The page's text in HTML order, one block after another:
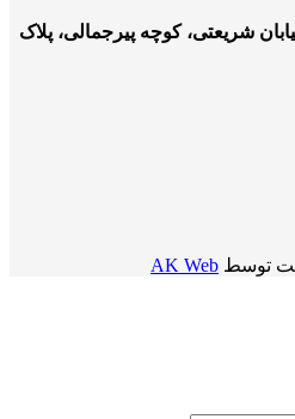
شریعتی، کوچه پیرجمالی، پلاک
توسط AK Web